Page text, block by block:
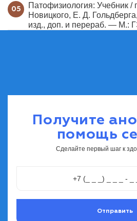
Патофизиология: Учебник /
Новицкого, Е. Д.
изд., доп. и перераб. — М.:
Получите
помощь
Сделайте первый шаг к
Отправить